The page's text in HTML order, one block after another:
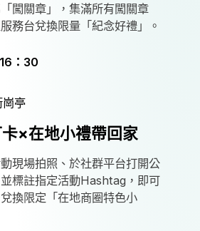
闖關章」，集滿所有闖關章
務台兌換限量「紀念好禮」。
：30
崗亭
×在地小禮帶回家
現場拍照、於社群平台打開公
標註指定活動Hashtag，即可
換限定「在地商圈特色小